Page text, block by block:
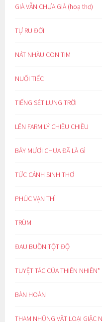
GIÀ VẪN CHƯA GIÀ (hoạ thơ)
TỰ RU ĐỜI
NÁT NHÀU CON TIM
NUỐI TIẾC
TIẾNG SÉT LƯNG TRỜI
LÊN FARM LÝ CHIỀU CHIỀU
BẢY MƯƠI CHƯA ĐÃ LÀ GÌ
TỨC CẢNH SINH THƠ
PHÚC VẠN THÌ
TRÙM
ĐAU BUỒN TỘT ĐỘ
TUYỆT TÁC CỦA THIÊN NHIÊN*
BÀN HOÀN
THAM NHŨNG VẶT LOẠI GIẶC